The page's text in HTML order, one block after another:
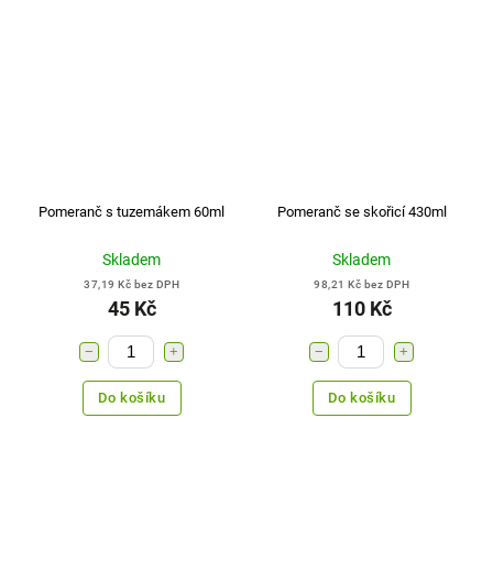
Pomeranč s tuzemákem 60ml
Skladem
37,19 Kč bez DPH
45 Kč
+
−
Do košíku
Pomeranč se skořicí 430ml
Skladem
98,21 Kč bez DPH
110 Kč
+
−
Do košíku